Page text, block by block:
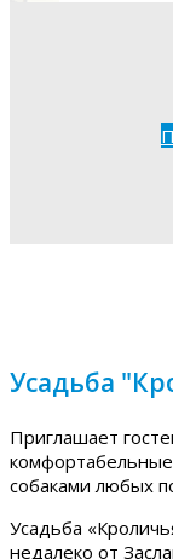
Усадьба
Приглашает
собаками любых
Усадьба
недалеко от